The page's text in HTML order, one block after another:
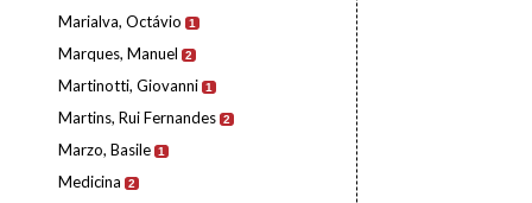
Marialva, Octávio 1
Marques, Manuel 2
Martinotti, Giovanni 1
Martins, Rui Fernandes 2
Marzo, Basile 1
Medicina 2